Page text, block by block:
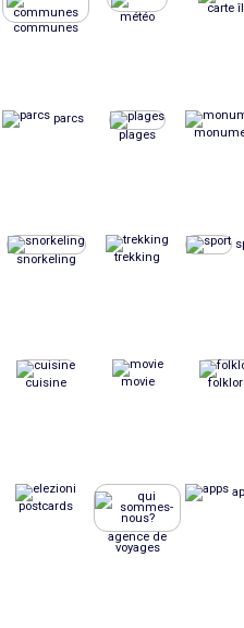
communes
météo
carte
parcs
plages
snorkeling trekking
cuisine movie
postcards
agence de
voyages